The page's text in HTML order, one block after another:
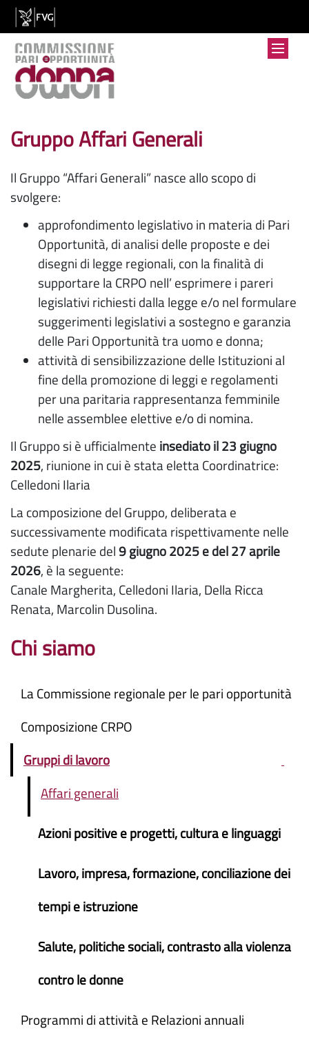
Gruppo Affari Generali
Il Gruppo “Affari Generali” nasce allo scopo di
svolgere:
approfondimento legislativo in materia di Pari
Opportunità, di analisi delle proposte e dei
disegni di legge regionali, con la finalità di
supportare la CRPO nell’ esprimere i pareri
legislativi richiesti dalla legge e/o nel formulare
suggerimenti legislativi a sostegno e garanzia
delle Pari Opportunità tra uomo e donna;
attività di sensibilizzazione delle Istituzioni al
fine della promozione di leggi e regolamenti
per una paritaria rappresentanza femminile
nelle assemblee elettive e/o di nomina.
Il Gruppo si è ufficialmente insediato il 23 giugno
2025, riunione in cui è stata eletta Coordinatrice:
Celledoni Ilaria
La composizione del Gruppo, deliberata e
successivamente modificata rispettivamente nelle
sedute plenarie del9 giugno 2025 e del 27 aprile
2026, è la seguente:
Canale Margherita, Celledoni Ilaria, Della Ricca
Renata, Marcolin Dusolina.
Chi siamo
La Commissione regionale per le pari opportunità
Composizione CRPO
Gruppi di lavoro
Affari generali
Azioni positive e progetti, cultura e linguaggi
Lavoro, impresa, formazione, conciliazione dei
tempi e istruzione
Salute, politiche sociali, contrasto alla violenza
contro le donne
Programmi di attività e Relazioni annuali